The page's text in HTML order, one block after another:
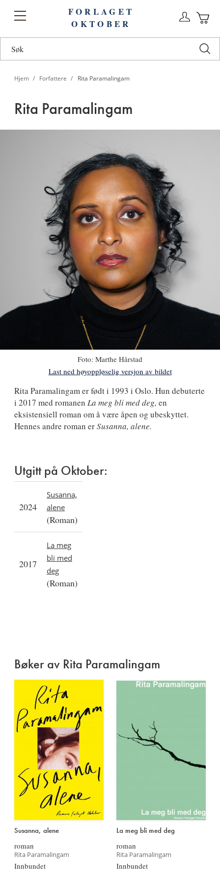
Toggle
FORLAGET
OKTOBER
Hjem Forfattere Rita Paramalingam
Rita Paramalingam
Foto: Marthe Hårstad
Last ned høyoppløselig versjon av bildet
Rita
Paramalingam
Rita Paramalingamer født i 1993 i Oslo. Hun debuterte
i 2017 med romanen La meg bli med deg, en
eksistensiell roman om å være åpen og ubeskyttet.
Hennes andre roman erSusanna, alene.
Utgitt på Oktober:
2024
Susanna,
alene
(Roman)
2017
La meg
bli med
deg
(Roman)
Bøker av Rita Paramalingam
Susanna, alene
roman
Rita Paramalingam
Innbundet
La meg bli med deg
roman
Rita Paramalingam
Innbundet